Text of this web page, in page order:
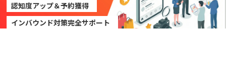
認知度アップ＆予約獲得
インバウンド対策完全サポート